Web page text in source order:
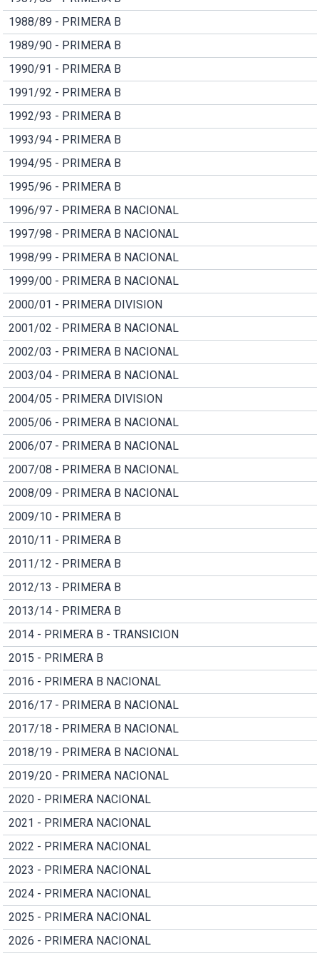
1988/89 - PRIMERA B
1989/90 - PRIMERA B
1990/91 - PRIMERA B
1991/92 - PRIMERA B
1992/93 - PRIMERA B
1993/94 - PRIMERA B
1994/95 - PRIMERA B
1995/96 - PRIMERA B
1996/97 - PRIMERA B NACIONAL
1997/98 - PRIMERA B NACIONAL
1998/99 - PRIMERA B NACIONAL
1999/00 - PRIMERA B NACIONAL
2000/01 - PRIMERA DIVISION
2001/02 - PRIMERA B NACIONAL
2002/03 - PRIMERA B NACIONAL
2003/04 - PRIMERA B NACIONAL
2004/05 - PRIMERA DIVISION
2005/06 - PRIMERA B NACIONAL
2006/07 - PRIMERA B NACIONAL
2007/08 - PRIMERA B NACIONAL
2008/09 - PRIMERA B NACIONAL
2009/10 - PRIMERA B
2010/11 - PRIMERA B
2011/12 - PRIMERA B
2012/13 - PRIMERA B
2013/14 - PRIMERA B
2014 - PRIMERA B - TRANSICION
2015 - PRIMERA B
2016 - PRIMERA B NACIONAL
2016/17 - PRIMERA B NACIONAL
2017/18 - PRIMERA B NACIONAL
2018/19 - PRIMERA B NACIONAL
2019/20 - PRIMERA NACIONAL
2020 - PRIMERA NACIONAL
2021 - PRIMERA NACIONAL
2022 - PRIMERA NACIONAL
2023 - PRIMERA NACIONAL
2024 - PRIMERA NACIONAL
2025 - PRIMERA NACIONAL
2026 - PRIMERA NACIONAL